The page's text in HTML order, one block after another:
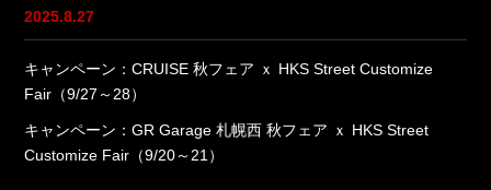
2025.8.27
キャンペーン：CRUISE 秋フェア ｘ HKS Street Customize
Fair（9/27～28）
キャンペーン：GR Garage 札幌西 秋フェア ｘ HKS Street
Customize Fair（9/20～21）